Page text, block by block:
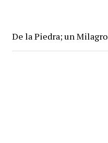
De la Piedra; un Milagro